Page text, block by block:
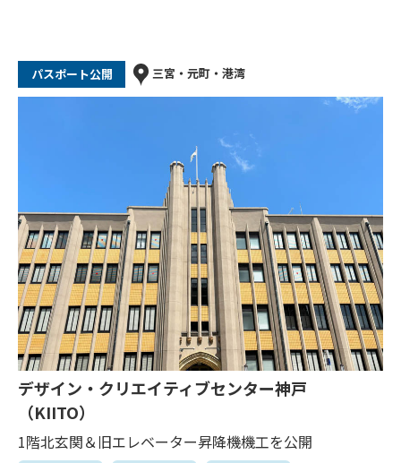
パスポート公開 三宮・元町・港湾
デザイン・クリエイティブセンター神戸
（KIITO）
1階北玄関＆旧エレベーター昇降機機工を公開